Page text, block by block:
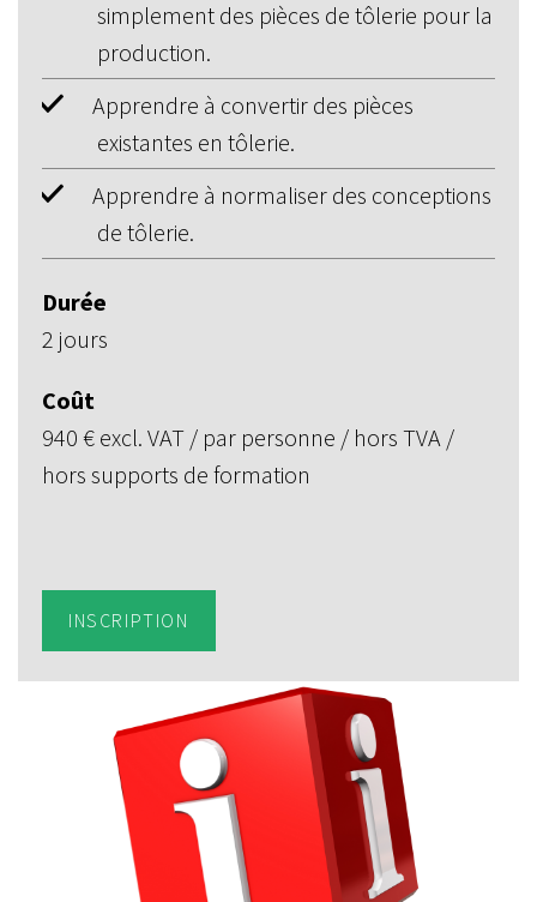
simplement des pièces de tôlerie pour la
production.
Apprendre à convertir des pièces
existantes en tôlerie.
Apprendre à normaliser des conceptions
de tôlerie.
Durée
2 jours
Coût
940 € excl. VAT / par personne / hors TVA /
hors supports de formation
INSCRIPTION